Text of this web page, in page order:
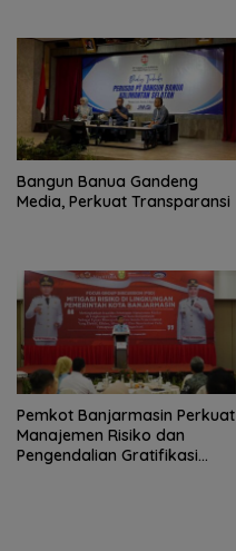
Bangun Banua Gandeng
Media, Perkuat Transparansi
Pemkot Banjarmasin Perkuat
Manajemen Risiko dan
Pengendalian Gratifikasi